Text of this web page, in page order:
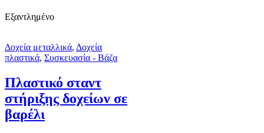
Εξαντλημένο
Δοχεία μεταλλικά, Δοχεία
πλαστικά, Συσκευασία - Βάζα
Πλαστικό σταντ
στήριξης δοχείων σε
βαρέλι